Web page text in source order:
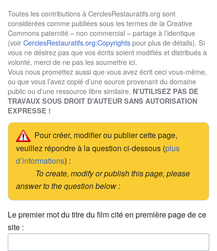
Toutes les contributions à CerclesRestauratifs.org sont
considérées comme publiées sous les termes de la Creative
Commons paternité – non commercial – partage à l’identique
(voirCerclesRestauratifs.org:Copyrightspour plus de détails). Si
vous ne désirez pas que vos écrits soient modifiés et distribués à
volonté, merci de ne pas les soumettre ici.
Vous nous promettez aussi que vous avez écrit ceci vous-même,
ou que vous l’avez copié d’une source provenant du domaine
public ou d’une ressource libre similaire. N’UTILISEZ PAS DE
TRAVAUX SOUS DROIT D’AUTEUR SANS AUTORISATION
EXPRESSE !
Pour créer, modifier ou publier cette page,
veuillez répondre à la question ci-dessous (plus
d’informations) :
To create, modify or publish this page, please
answer to the question below :
Le premier mot du titre du film cité en première page de ce
site :